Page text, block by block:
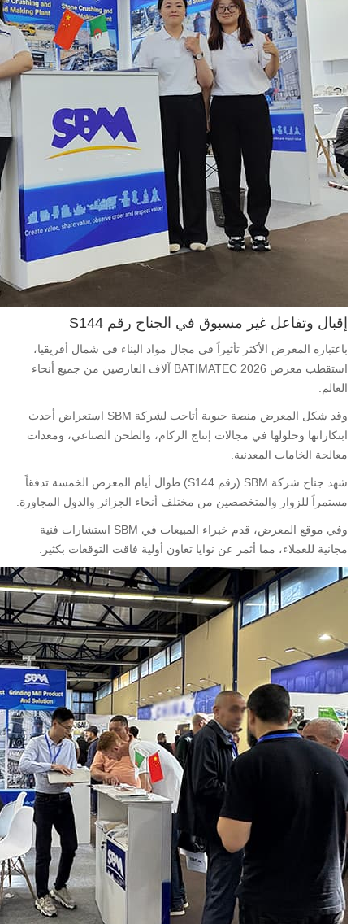
إقبال وتفاعل غير مسبوق في الجناح رقم S144
باعتباره المعرض الأكثر تأثيراً في مجال مواد البناء في شمال أفريقيا،
استقطب معرض BATIMATEC 2026 آلاف العارضين من جميع أنحاء
العالم.
وقد شكل المعرض منصة حيوية أتاحت لشركة SBM استعراض أحدث
ابتكاراتها وحلولها في مجالات إنتاج الركام، والطحن الصناعي، ومعدات
معالجة الخامات المعدنية.
شهد جناح شركة SBM (رقم S144) طوال أيام المعرض الخمسة تدفقاً
مستمراً للزوار والمتخصصين من مختلف أنحاء الجزائر والدول المجاورة.
وفي موقع المعرض، قدم خبراء المبيعات في SBM استشارات فنية
مجانية للعملاء، مما أثمر عن نوايا تعاون أولية فاقت التوقعات بكثير.